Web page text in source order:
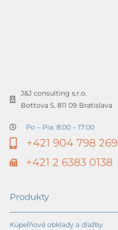
J&J consulting s.r.o.
Bottova 5, 811 09 Bratislava
Po – Pia: 8:00 – 17:00
+421 904 798 269
+421 2 6383 0138
Produkty
Kúpeľňové obklady a dlažby